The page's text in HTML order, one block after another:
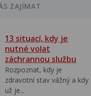
ZAJÍMAT
13 situací, kdy je
nutné volat
záchrannou službu
Rozpoznat, kdy je
zdravotní stav vážný a kdy
už je...